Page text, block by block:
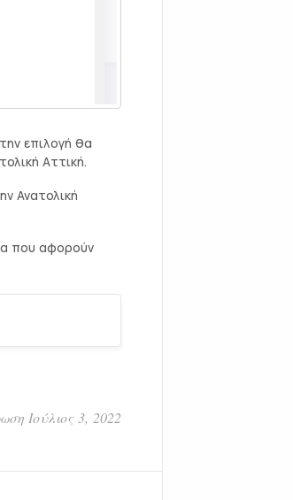
επιλογή θα
Αττική.
Ανατολική
που αφορούν
Ιούλιος 3, 2022